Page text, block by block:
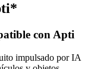
con Apti
impulsado por IA